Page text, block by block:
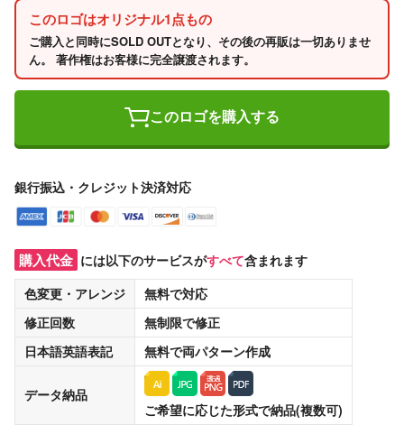
このロゴはオリジナル1点もの
ご購入と同時にSOLD OUTとなり、その後の再販は一切ありませ
ん。 著作権はお客様に完全譲渡されます。
このロゴを購入する
銀行振込・クレジット決済対応
購入代金 には以下のサービスがすべて含まれます
色変更・アレンジ
無料で対応
修正回数
無制限で修正
日本語英語表記
無料で両パターン作成
データ納品
ご希望に応じた形式で納品(複数可)